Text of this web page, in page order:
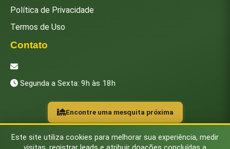
Política de Privacidade
Termos de Uso
Contato
Segunda a Sexta: 9h às 18h
Encontre uma mesquita próxima
Este site utiliza cookies para melhorar sua experiência, medir